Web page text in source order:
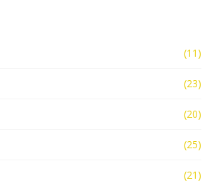
(11)
(23)
(20)
(25)
(21)